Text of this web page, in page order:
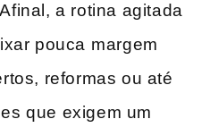
a rotina agitada​
pouca ⁤margem
reformas ou até
que exigem um